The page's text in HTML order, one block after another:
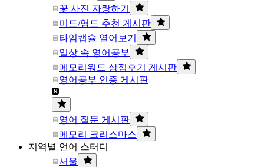
꽃 사진 자랑하기
미드/영드 추천 게시판
타임캡슐 열어보기
일상 속 영어공부
메모리워드 상점후기 게시판
영어공부 인증 게시판
영어 질문 게시판
메모리 크리스마스
지역별 언어 스터디
서울